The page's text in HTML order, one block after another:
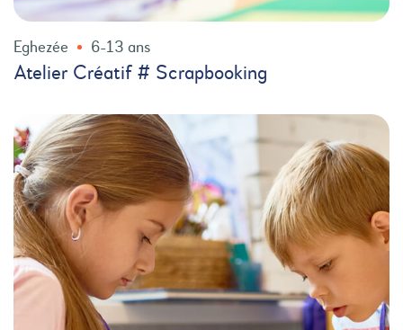
Eghezée 6-13 ans
Atelier Créatif # Scrapbooking